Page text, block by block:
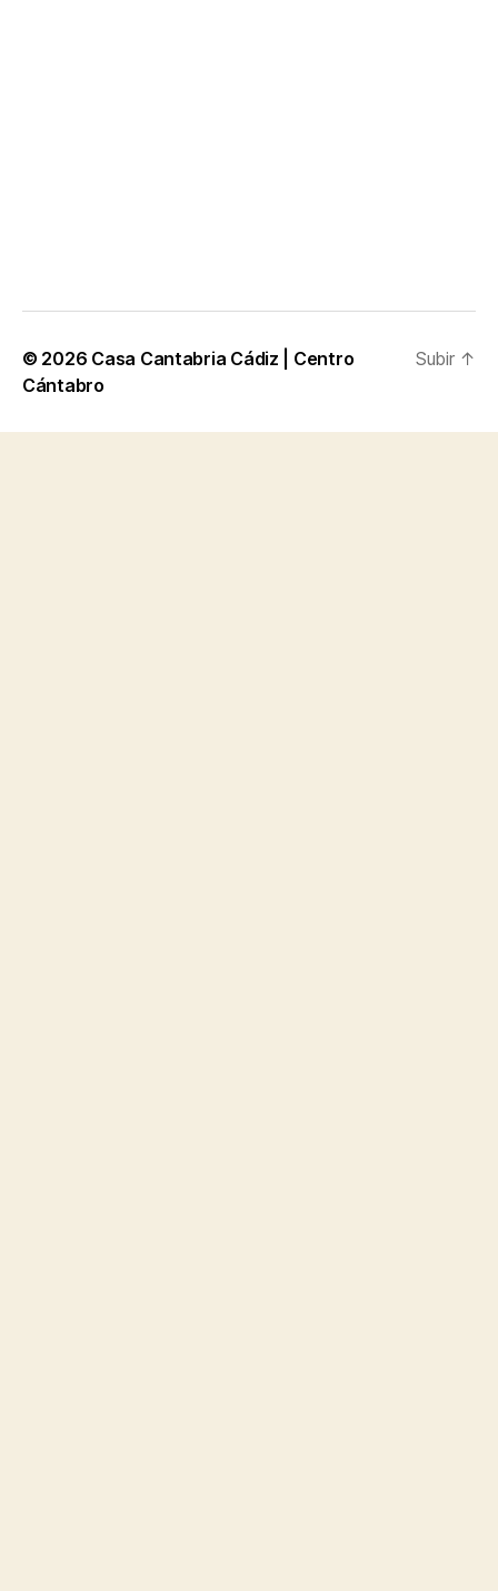
© 2026 Casa Cantabria Cádiz | Centro
Cántabro
Subir ↑